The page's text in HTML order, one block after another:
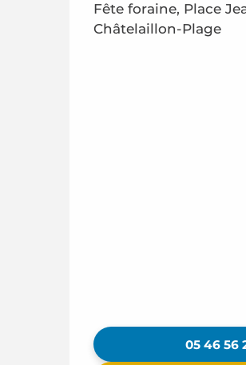
Fête foraine, Place
Châtelaillon-Plage
05 46 56